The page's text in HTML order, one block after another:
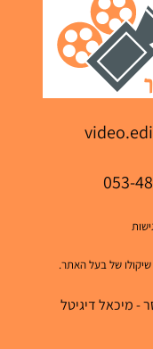
שיקולו של בעל האתר.
- מיכאל דיגיטל